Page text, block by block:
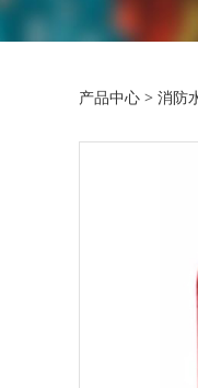
墙壁
产品中心 > 消防